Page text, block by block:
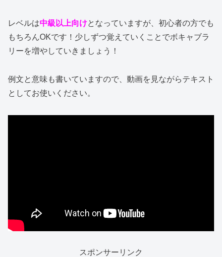
レベルは中級以上向けとなっていますが、初心者の方でも
もちろんOKです！少しずつ覚えていくことでボキャブラ
リーを増やしていきましょう！
例文と意味も書いていますので、動画を見ながらテキスト
としてお使いください。
スポンサーリンク